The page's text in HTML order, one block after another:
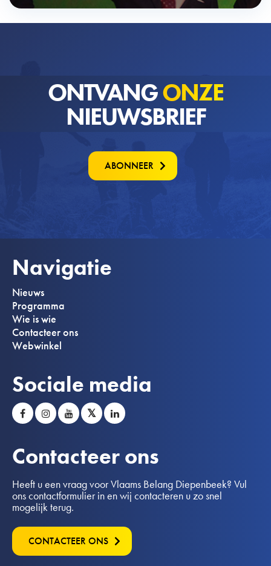
ONTVANGONZE
NIEUWSBRIEF
ABONNEER
Navigatie
Nieuws
Programma
Wie is wie
Contacteer ons
Webwinkel
Sociale media
𝕏
Contacteer ons
Heeft u een vraag voor Vlaams Belang Diepenbeek? Vul
ons contactformulier in en wij contacteren u zo snel
mogelijk terug.
CONTACTEER ONS